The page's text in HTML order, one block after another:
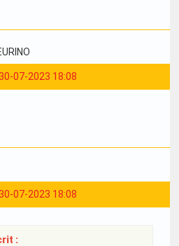
30-07-2023 18:08
30-07-2023 18:08
: